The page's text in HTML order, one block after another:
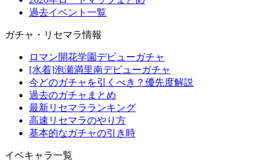
過去イベント一覧
ガチャ・リセマラ情報
ロマン開花学園デビューガチャ
[水着]泡瀬満里南デビューガチャ
今どのガチャを引くべき？優先度解説
過去のガチャまとめ
最新リセマラランキング
高速リセマラのやり方
基本的なガチャの引き時
イベキャラ一覧